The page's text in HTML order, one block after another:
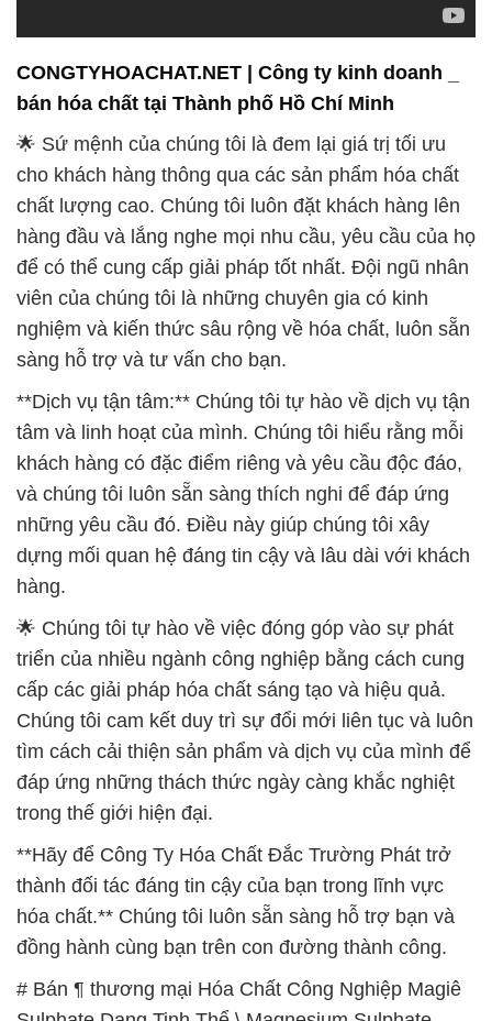
🌟 Sứ mệnh của chúng tôi là đem lại giá trị tối ưu
cho khách hàng thông qua các sản phẩm hóa chất
chất lượng cao. Chúng tôi luôn đặt khách hàng lên
hàng đầu và lắng nghe mọi nhu cầu, yêu cầu của họ
để có thể cung cấp giải pháp tốt nhất. Đội ngũ nhân
viên của chúng tôi là những chuyên gia có kinh
nghiệm và kiến thức sâu rộng về hóa chất, luôn sẵn
sàng hỗ trợ và tư vấn cho bạn.
**Dịch vụ tận tâm:** Chúng tôi tự hào về dịch vụ tận
tâm và linh hoạt của mình. Chúng tôi hiểu rằng mỗi
khách hàng có đặc điểm riêng và yêu cầu độc đáo,
và chúng tôi luôn sẵn sàng thích nghi để đáp ứng
những yêu cầu đó. Điều này giúp chúng tôi xây
dựng mối quan hệ đáng tin cậy và lâu dài với khách
hàng.
🌟 Chúng tôi tự hào về việc đóng góp vào sự phát
triển của nhiều ngành công nghiệp bằng cách cung
cấp các giải pháp hóa chất sáng tạo và hiệu quả.
Chúng tôi cam kết duy trì sự đổi mới liên tục và luôn
tìm cách cải thiện sản phẩm và dịch vụ của mình để
đáp ứng những thách thức ngày càng khắc nghiệt
trong thế giới hiện đại.
**Hãy để Công Ty Hóa Chất Đắc Trường Phát trở
thành đối tác đáng tin cậy của bạn trong lĩnh vực
hóa chất.** Chúng tôi luôn sẵn sàng hỗ trợ bạn và
đồng hành cùng bạn trên con đường thành công.
# Bán ¶ thương mại Hóa Chất Công Nghiệp Magiê
Sulphate Dạng Tinh Thể \ Magnesium Sulphate
# Địa chỉ phân phối × kinh doanh Hóa Chất Công
Nghiệp Magiê Sulphate Dạng Tinh Thể \ Magnesium
Sulphate
# Đơn vị cung cấp * thương mại Hóa Chất Công